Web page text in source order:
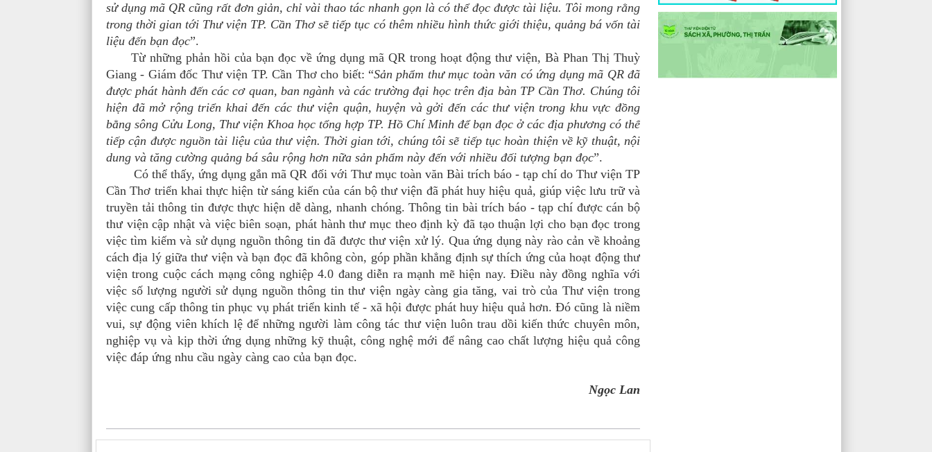
sử dụng mã QR cũng rất đơn giản, chỉ vài thao tác nhanh gọn là có thể đọc được tài liệu. Tôi mong rằng
trong thời gian tới Thư viện TP. Cần Thơ sẽ tiếp tục có thêm nhiều hình thức giới thiệu, quảng bá vốn tài
liệu đến bạn đọc”.
Từ những phản hồi của bạn đọc về ứng dụng mã QR trong hoạt động thư viện, Bà Phan Thị Thuỳ
Giang - Giám đốc Thư viện TP. Cần Thơ cho biết: “Sản phẩm thư mục toàn văn có ứng dụng mã QR đã
được phát hành đến các cơ quan, ban ngành và các trường đại học trên địa bàn TP Cần Thơ. Chúng tôi
hiện đã mở rộng triển khai đến các thư viện quận, huyện và gởi đến các thư viện trong khu vực đồng
bằng sông Cửu Long, Thư viện Khoa học tổng hợp TP. Hồ Chí Minh để bạn đọc ở các địa phương có thể
tiếp cận được nguồn tài liệu của thư viện. Thời gian tới, chúng tôi sẽ tiếp tục hoàn thiện về kỹ thuật, nội
dung và tăng cường quảng bá sâu rộng hơn nữa sản phẩm này đến với nhiều đối tượng bạn đọc”.
Có thể thấy, ứng dụng gắn mã QR đối với Thư mục toàn văn Bài trích báo - tạp chí do Thư viện TP
Cần Thơ triển khai thực hiện từ sáng kiến của cán bộ thư viện đã phát huy hiệu quả, giúp việc lưu trữ và
truyền tải thông tin được thực hiện dễ dàng, nhanh chóng. Thông tin bài trích báo - tạp chí được cán bộ
thư viện cập nhật và việc biên soạn, phát hành thư mục theo định kỳ đã tạo thuận lợi cho bạn đọc trong
việc tìm kiếm và sử dụng nguồn thông tin đã được thư viện xử lý. Qua ứng dụng này rào cản về khoảng
cách địa lý giữa thư viện và bạn đọc đã không còn, góp phần khẳng định sự thích ứng của hoạt động thư
viện trong cuộc cách mạng công nghiệp 4.0 đang diễn ra mạnh mẽ hiện nay. Điều này đồng nghĩa với
việc số lượng người sử dụng nguồn thông tin thư viện ngày càng gia tăng, vai trò của Thư viện trong
việc cung cấp thông tin phục vụ phát triển kinh tế - xã hội được phát huy hiệu quả hơn. Đó cũng là niềm
vui, sự động viên khích lệ để những người làm công tác thư viện luôn trau dồi kiến thức chuyên môn,
nghiệp vụ và kịp thời ứng dụng những kỹ thuật, công nghệ mới để nâng cao chất lượng hiệu quả công
việc đáp ứng nhu cầu ngày càng cao của bạn đọc.
Ngọc Lan